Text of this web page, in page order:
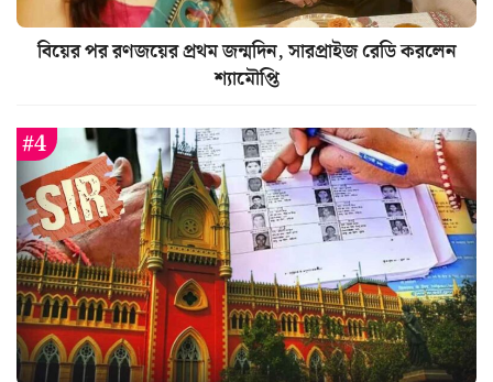
বিয়ের পর রণজয়ের প্রথম জন্মদিন, সারপ্রাইজ রেডি করলেন
শ্যামৌপ্তি